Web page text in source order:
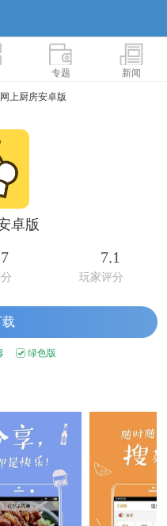
专题 新闻
上厨房安卓版
卓版
7.1
玩家评分
绿色版